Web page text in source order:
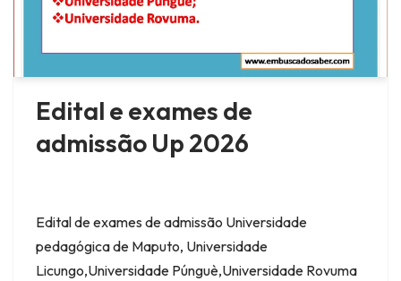
Edital e exames de
admissão Up 2026
Edital de exames de admissão Universidade
pedagógica de Maputo, Universidade
Licungo,Universidade Púnguè,Universidade Rovuma